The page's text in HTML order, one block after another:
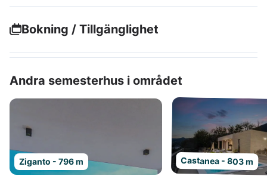
Bokning / Tillgänglighet
Andra semesterhus i området
Ziganto - 796 m Castanea - 803 m